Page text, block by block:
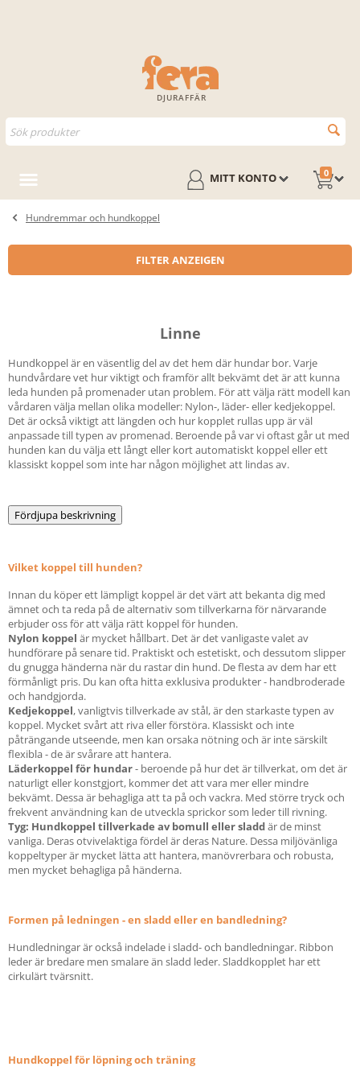
DJURAFFÄR
0
MITT KONTO
Hundremmar och hundkoppel
FILTER ANZEIGEN
Linne
Hundkoppel är en väsentlig del av det hem där hundar bor. Varje
hundvårdare vet hur viktigt och framför allt bekvämt det är att kunna
leda hunden på promenader utan problem. För att välja rätt modell kan
vårdaren välja mellan olika modeller: Nylon-, läder- eller kedjekoppel.
Det är också viktigt att längden och hur kopplet rullas upp är väl
anpassade till typen av promenad. Beroende på var vi oftast går ut med
hunden kan du välja ett långt eller kort automatiskt koppel eller ett
klassiskt koppel som inte har någon möjlighet att lindas av.
Fördjupa beskrivning
Vilket koppel till hunden?
Innan du köper ett lämpligt koppel är det värt att bekanta dig med
ämnet och ta reda på de alternativ som tillverkarna för närvarande
erbjuder oss för att välja rätt koppel för hunden.
Nylon koppel är mycket hållbart. Det är det vanligaste valet av
hundförare på senare tid. Praktiskt och estetiskt, och dessutom slipper
du gnugga händerna när du rastar din hund. De flesta av dem har ett
förmånligt pris. Du kan ofta hitta exklusiva produkter - handbroderade
och handgjorda.
Kedjekoppel, vanligtvis tillverkade av stål, är den starkaste typen av
koppel. Mycket svårt att riva eller förstöra. Klassiskt och inte
påträngande utseende, men kan orsaka nötning och är inte särskilt
flexibla - de är svårare att hantera.
Läderkoppel för hundar- beroende på hur det är tillverkat, om det är
naturligt eller konstgjort, kommer det att vara mer eller mindre
bekvämt. Dessa är behagliga att ta på och vackra. Med större tryck och
frekvent användning kan de utveckla sprickor som leder till rivning.
Tyg: Hundkoppel tillverkade av bomull eller sladdär de minst
vanliga. Deras otvivelaktiga fördel är deras Nature. Dessa miljövänliga
koppeltyper är mycket lätta att hantera, manövrerbara och robusta,
men mycket behagliga på händerna.
Formen på ledningen - en sladd eller en bandledning?
Hundledningar är också indelade i sladd- och bandledningar. Ribbon
leder är bredare men smalare än sladd leder. Sladdkopplet har ett
cirkulärt tvärsnitt.
Hundkoppel för löpning och träning